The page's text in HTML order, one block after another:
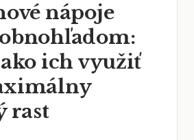
nápoje
ich využiť
rast